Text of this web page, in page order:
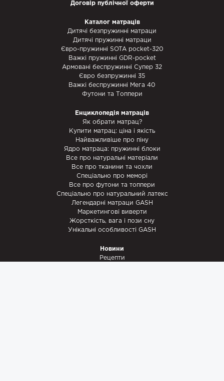
Договір публічної оферти
Каталог матраців
Дитячі безпружинні матраци
Дитячі пружинні матраци
Євро-пружинні SOTA pocket-320
Важкі пружинні GDR-pocket
Армовані беспружинні Супер 32
Євро безпружинні 35
Важкі беспружинні Мега 40
Футони та Топпери
Енциклопедія матраців
Як обрати матрац?
Купити матрац: ціна і якість
Найважливіше про піну
Ядро матраца: пружинні блоки
Все про натуральні матеріали
Все про тканини та чохли
Спеціально про меморі
Все про футони та топпери
Спеціально про натуральний латекс
Легендарні матраци GASH
Маркетингові виверти
Жорсткість, вага і пози сну
Унікальні особливості GASH
Новини
Рецепти